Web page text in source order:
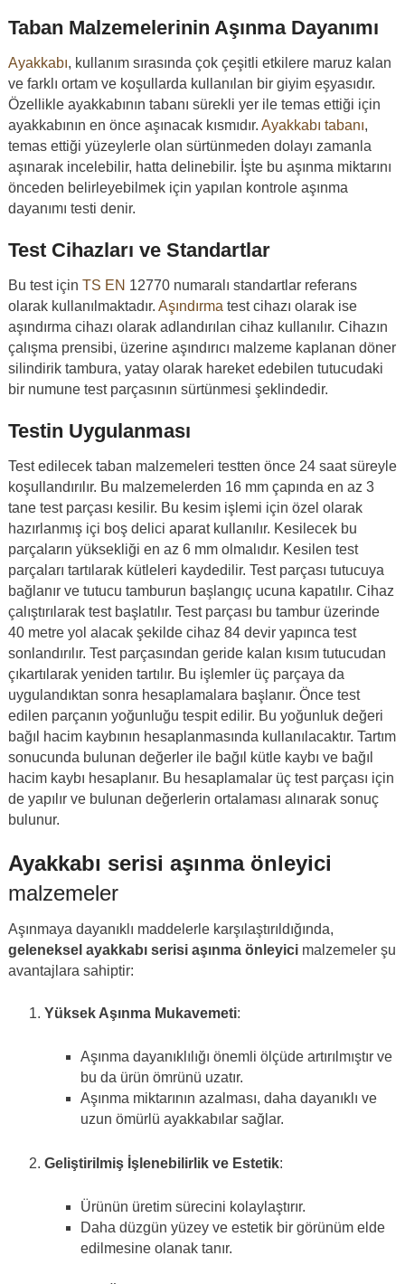
Taban Malzemelerinin Aşınma Dayanımı
Ayakkabı, kullanım sırasında çok çeşitli etkilere maruz kalan
ve farklı ortam ve koşullarda kullanılan bir giyim eşyasıdır.
Özellikle ayakkabının tabanı sürekli yer ile temas ettiği için
ayakkabının en önce aşınacak kısmıdır. Ayakkabı tabanı,
temas ettiği yüzeylerle olan sürtünmeden dolayı zamanla
aşınarak incelebilir, hatta delinebilir. İşte bu aşınma miktarını
önceden belirleyebilmek için yapılan kontrole aşınma
dayanımı testi denir.
Test Cihazları ve Standartlar
Bu test için TS EN 12770 numaralı standartlar referans
olarak kullanılmaktadır. Aşındırma test cihazı olarak ise
aşındırma cihazı olarak adlandırılan cihaz kullanılır. Cihazın
çalışma prensibi, üzerine aşındırıcı malzeme kaplanan döner
silindirik tambura, yatay olarak hareket edebilen tutucudaki
bir numune test parçasının sürtünmesi şeklindedir.
Testin Uygulanması
Test edilecek taban malzemeleri testten önce 24 saat süreyle
koşullandırılır. Bu malzemelerden 16 mm çapında en az 3
tane test parçası kesilir. Bu kesim işlemi için özel olarak
hazırlanmış içi boş delici aparat kullanılır. Kesilecek bu
parçaların yüksekliği en az 6 mm olmalıdır. Kesilen test
parçaları tartılarak kütleleri kaydedilir. Test parçası tutucuya
bağlanır ve tutucu tamburun başlangıç ucuna kapatılır. Cihaz
çalıştırılarak test başlatılır. Test parçası bu tambur üzerinde
40 metre yol alacak şekilde cihaz 84 devir yapınca test
sonlandırılır. Test parçasından geride kalan kısım tutucudan
çıkartılarak yeniden tartılır. Bu işlemler üç parçaya da
uygulandıktan sonra hesaplamalara başlanır. Önce test
edilen parçanın yoğunluğu tespit edilir. Bu yoğunluk değeri
bağıl hacim kaybının hesaplanmasında kullanılacaktır. Tartım
sonucunda bulunan değerler ile bağıl kütle kaybı ve bağıl
hacim kaybı hesaplanır. Bu hesaplamalar üç test parçası için
de yapılır ve bulunan değerlerin ortalaması alınarak sonuç
bulunur.
Ayakkabı serisi aşınma önleyici
malzemeler
Aşınmaya dayanıklı maddelerle karşılaştırıldığında,
geleneksel ayakkabı serisi aşınma önleyicimalzemeler şu
avantajlara sahiptir:
Yüksek Aşınma Mukavemeti:
Aşınma dayanıklılığı önemli ölçüde artırılmıştır ve
bu da ürün ömrünü uzatır.
Aşınma miktarının azalması, daha dayanıklı ve
uzun ömürlü ayakkabılar sağlar.
Geliştirilmiş İşlenebilirlik ve Estetik:
Ürünün üretim sürecini kolaylaştırır.
Daha düzgün yüzey ve estetik bir görünüm elde
edilmesine olanak tanır.